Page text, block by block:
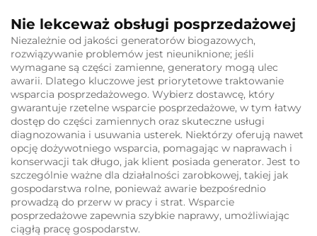
Nie lekceważ obsługi posprzedażowej
Niezależnie od jakości generatorów biogazowych,
rozwiązywanie problemów jest nieuniknione; jeśli
wymagane są części zamienne, generatory mogą ulec
awarii. Dlatego kluczowe jest priorytetowe traktowanie
wsparcia posprzedażowego. Wybierz dostawcę, który
gwarantuje rzetelne wsparcie posprzedażowe, w tym łatwy
dostęp do części zamiennych oraz skuteczne usługi
diagnozowania i usuwania usterek. Niektórzy oferują nawet
opcję dożywotniego wsparcia, pomagając w naprawach i
konserwacji tak długo, jak klient posiada generator. Jest to
szczególnie ważne dla działalności zarobkowej, takiej jak
gospodarstwa rolne, ponieważ awarie bezpośrednio
prowadzą do przerw w pracy i strat. Wsparcie
posprzedażowe zapewnia szybkie naprawy, umożliwiając
ciągłą pracę gospodarstw.